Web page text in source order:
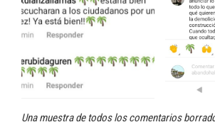
Una muestra de todos los comentarios